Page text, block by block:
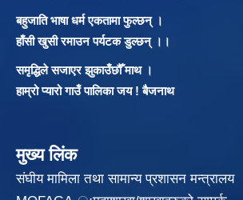
बहुजाति भाषा धर्म एकतामा फुल्छन् ।
हाँसी खुसी रमाउन पर्यटक डुल्छन् ।।
समृद्धिले सजाएर झुकाउँछौँ माथ ।
हाम्रो प्यारो गाउँ पालिका जय ! बैजनाथ
मुख्य लिंक
संघीय मामिला तथा सामान्य प्रशासन मन्त्रालय